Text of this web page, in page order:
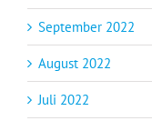
September 2022
August 2022
Juli 2022